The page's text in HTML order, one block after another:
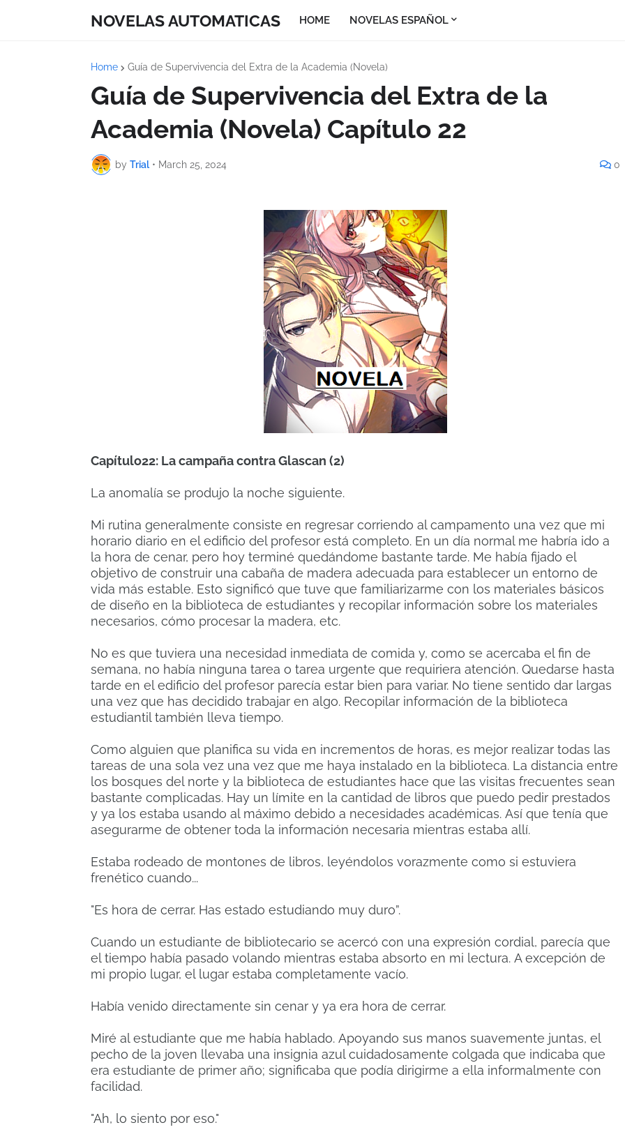
NOVELAS AUTOMATICAS HOME NOVELAS ESPAÑOL
Home Guía de Supervivencia del Extra de la Academia (Novela)
Guía de Supervivencia del Extra de la
Academia (Novela) Capítulo 22
by Trial • March 25, 2024 0
Capítulo22: La campaña contra Glascan (2)
La anomalía se produjo la noche siguiente.
Mi rutina generalmente consiste en regresar corriendo al campamento una vez que mi
horario diario en el edificio del profesor está completo. En un día normal me habría ido a
la hora de cenar, pero hoy terminé quedándome bastante tarde. Me había fijado el
objetivo de construir una cabaña de madera adecuada para establecer un entorno de
vida más estable. Esto significó que tuve que familiarizarme con los materiales básicos
de diseño en la biblioteca de estudiantes y recopilar información sobre los materiales
necesarios, cómo procesar la madera, etc.
No es que tuviera una necesidad inmediata de comida y, como se acercaba el fin de
semana, no había ninguna tarea o tarea urgente que requiriera atención. Quedarse hasta
tarde en el edificio del profesor parecía estar bien para variar. No tiene sentido dar largas
una vez que has decidido trabajar en algo. Recopilar información de la biblioteca
estudiantil también lleva tiempo.
Como alguien que planifica su vida en incrementos de horas, es mejor realizar todas las
tareas de una sola vez una vez que me haya instalado en la biblioteca. La distancia entre
los bosques del norte y la biblioteca de estudiantes hace que las visitas frecuentes sean
bastante complicadas. Hay un límite en la cantidad de libros que puedo pedir prestados
y ya los estaba usando al máximo debido a necesidades académicas. Así que tenía que
asegurarme de obtener toda la información necesaria mientras estaba allí.
Estaba rodeado de montones de libros, leyéndolos vorazmente como si estuviera
frenético cuando...
"Es hora de cerrar. Has estado estudiando muy duro”.
Cuando un estudiante de bibliotecario se acercó con una expresión cordial, parecía que
el tiempo había pasado volando mientras estaba absorto en mi lectura. A excepción de
mi propio lugar, el lugar estaba completamente vacío.
Había venido directamente sin cenar y ya era hora de cerrar.
Miré al estudiante que me había hablado. Apoyando sus manos suavemente juntas, el
pecho de la joven llevaba una insignia azul cuidadosamente colgada que indicaba que
era estudiante de primer año; significaba que podía dirigirme a ella informalmente con
facilidad.
"Ah, lo siento por eso."